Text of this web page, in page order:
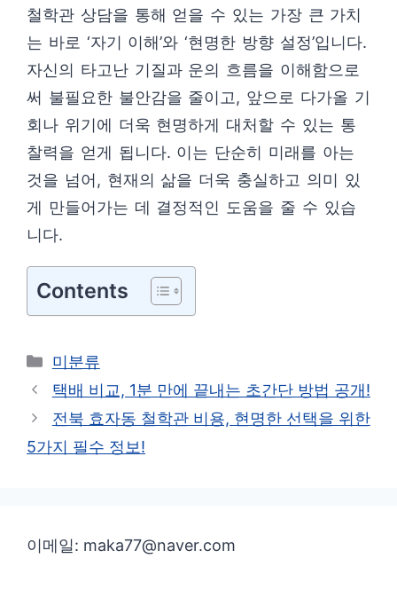
철학관 상담을 통해 얻을 수 있는 가장 큰 가치
는 바로 ‘자기 이해’와 ‘현명한 방향 설정’입니다.
자신의 타고난 기질과 운의 흐름을 이해함으로
써 불필요한 불안감을 줄이고, 앞으로 다가올 기
회나 위기에 더욱 현명하게 대처할 수 있는 통
찰력을 얻게 됩니다. 이는 단순히 미래를 아는
것을 넘어, 현재의 삶을 더욱 충실하고 의미 있
게 만들어가는 데 결정적인 도움을 줄 수 있습
니다.
Contents
카
테
리
미분류
택배 비교, 1분 만에 끝내는 초간단 방법 공개!
전북 효자동 철학관 비용, 현명한 선택을 위한
5가지 필수 정보!
이메일: maka77@naver.com